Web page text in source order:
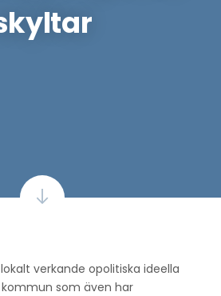
verkande opolitiska ideella
som även har